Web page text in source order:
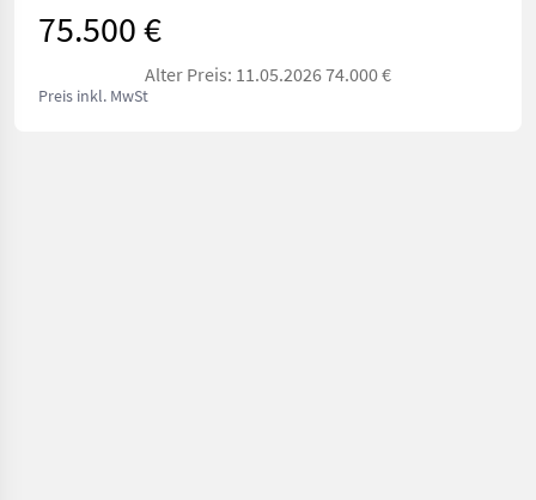
75.500 €
Alter Preis: 11.05.2026 74.000 €
Preis inkl. MwSt